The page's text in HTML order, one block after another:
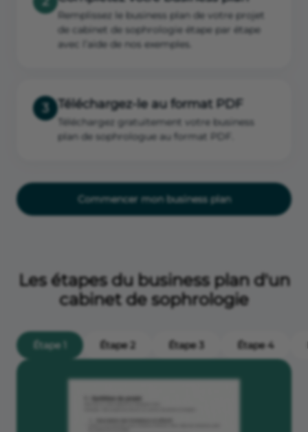
Remplissez le business plan de votre projet
de cabinet de sophrologie étape par étape
avec l’aide de nos exemples.
Téléchargez-le au format PDF
Téléchargez gratuitement votre business
plan de sophrologue au format PDF.
Commencer mon business plan
Les étapes du business plan d'un
cabinet de sophrologie
Étape 1 Étape 2 Étape 3 Étape 4